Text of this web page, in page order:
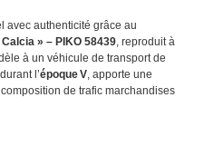
avec authenticité grâce au
» – PIKO 58439, reproduit à
à un véhicule de transport de
l’époque V, apporte une
de trafic marchandises